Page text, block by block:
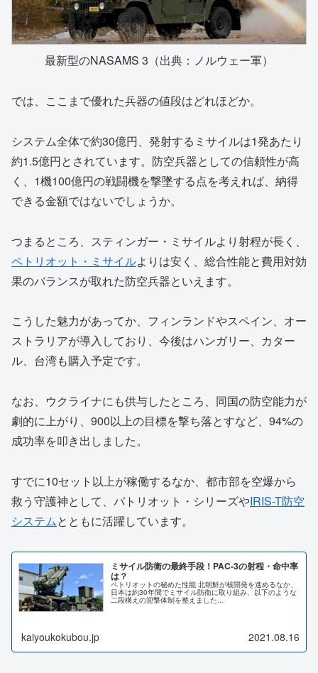
最新型のNASAMS 3（出典：ノルウェー軍）
では、ここまで優れた兵器の値段はどれほどか。
システム全体で約30億円、発射するミサイルは1発あたり
約1.5億円とされています。防空兵器としての信頼性が高
く、1機100億円の戦闘機を撃墜する点を考えれば、納得
できる金額ではないでしょうか。
つまるところ、スティンガー・ミサイルより射程が長く、
ペトリオット・ミサイルよりは安く、総合性能と費用対効
果のバランスが取れた防空兵器といえます。
こうした魅力があってか、フィンランドやスペイン、オー
ストラリアが導入しており、今後はハンガリー、カター
ル、台湾も購入予定です。
なお、ウクライナにも供与したところ、同国の防空能力が
劇的に上がり、900以上の目標を撃ち落とすなど、94%の
成功率を叩き出しました。
すでに10セット以上が稼働するなか、都市部を空爆から
救う守護神として、パトリオット・シリーズやIRIS-T防空
システムとともに活躍しています。
ミサイル防衛の最終手段！PAC-3の射程・命中率
は？
ペトリオットの秘めた性能 北朝鮮が核開発を進めるなか、
日本は約30年間でミサイル防衛に取り組み、以下のような
二段構えの迎撃体制を整えました...
kaiyoukokubou.jp 2021.08.16